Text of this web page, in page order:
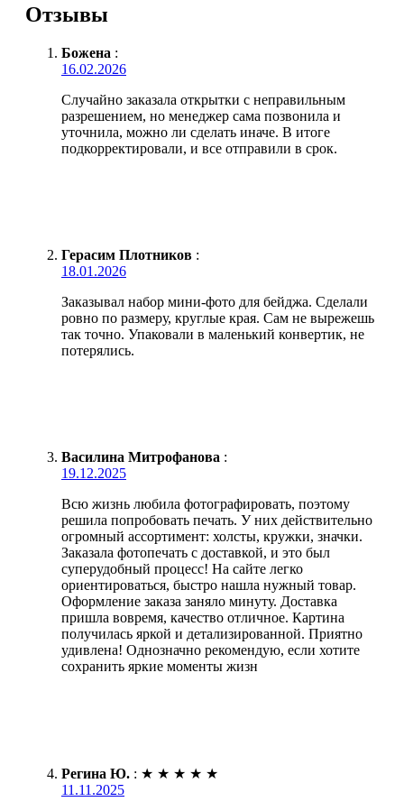
Отзывы
Божена :
16.02.2026
Случайно заказала открытки с неправильным
разрешением, но менеджер сама позвонила и
уточнила, можно ли сделать иначе. В итоге
подкорректировали, и все отправили в срок.
Герасим Плотников :
18.01.2026
Заказывал набор мини-фото для бейджа. Сделали
ровно по размеру, круглые края. Сам не вырежешь
так точно. Упаковали в маленький конвертик, не
потерялись.
Василина Митрофанова :
19.12.2025
Всю жизнь любила фотографировать, поэтому
решила попробовать печать. У них действительно
огромный ассортимент: холсты, кружки, значки.
Заказала фотопечать с доставкой, и это был
суперудобный процесс! На сайте легко
ориентироваться, быстро нашла нужный товар.
Оформление заказа заняло минуту. Доставка
пришла вовремя, качество отличное. Картина
получилась яркой и детализированной. Приятно
удивлена! Однозначно рекомендую, если хотите
сохранить яркие моменты жизн
Регина Ю. : ★ ★ ★ ★ ★
11.11.2025